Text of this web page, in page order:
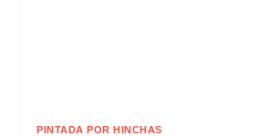
PINTADA POR HINCHAS